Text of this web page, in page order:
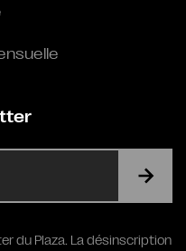
du Plaza. La désinscription